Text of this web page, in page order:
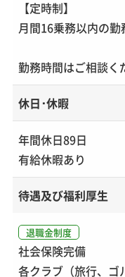
【定時制】
月間16乗務以内の勤
勤務時間はご相談く
休日･休暇
年間休日89日
有給休暇あり
待遇及び福利厚生
退職金制度
社会保険完備
各クラブ（旅行、ゴ